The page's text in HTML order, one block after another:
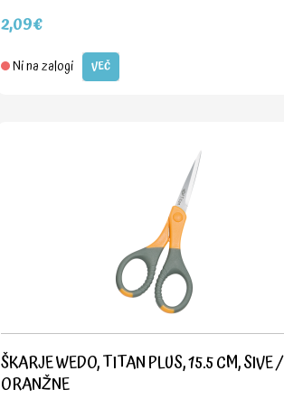
2,09€
Ni na zalogi VEČ
ŠKARJE WEDO, TITAN PLUS, 15.5 CM, SIVE /
ORANŽNE